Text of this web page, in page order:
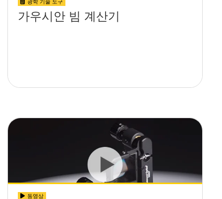
광학 기술 도구
가우시안 빔 계산기
동영상